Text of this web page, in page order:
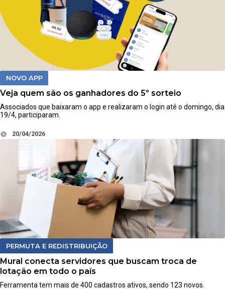
NOVO APP
Veja quem são os ganhadores do 5º sorteio
Associados que baixaram o app e realizaram o login até o domingo, dia
19/4, participaram.
20/04/2026
PERMUTA E REDISTRIBUIÇÃO
Mural conecta servidores que buscam troca de
lotação em todo o país
Ferramenta tem mais de 400 cadastros ativos, sendo 123 novos.